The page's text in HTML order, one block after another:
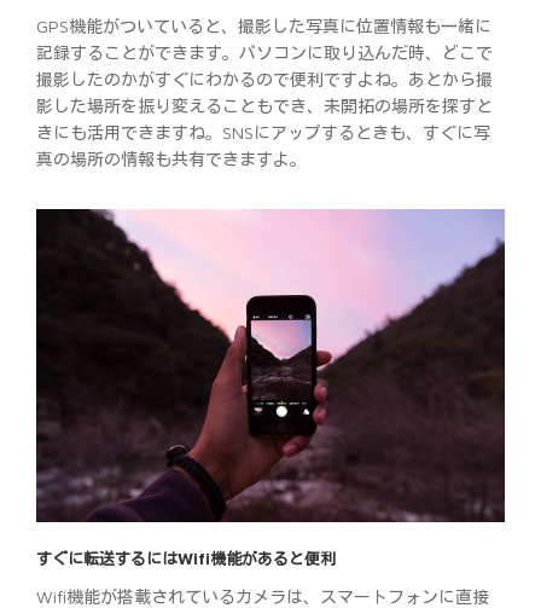
GPS機能がついていると、撮影した写真に位置情報も一緒に
記録することができます。パソコンに取り込んだ時、どこで
撮影したのかがすぐにわかるので便利ですよね。あとから撮
影した場所を振り変えることもでき、未開拓の場所を探すと
きにも活用できますね。SNSにアップするときも、すぐに写
真の場所の情報も共有できますよ。
すぐに転送するにはWifi機能があると便利
Wifi機能が搭載されているカメラは、スマートフォンに直接